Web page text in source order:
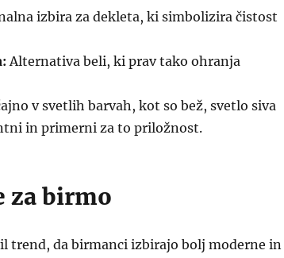
izbira za dekleta, ki simbolizira čistost
Alternativa beli, ki prav tako ohranja
v svetlih barvah, kot so bež, svetlo siva
in primerni za to priložnost.
za birmo
trend, da birmanci izbirajo bolj moderne in